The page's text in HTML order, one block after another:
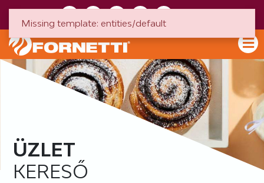
ÜZLET
KERESŐ
Missing template: entities/default